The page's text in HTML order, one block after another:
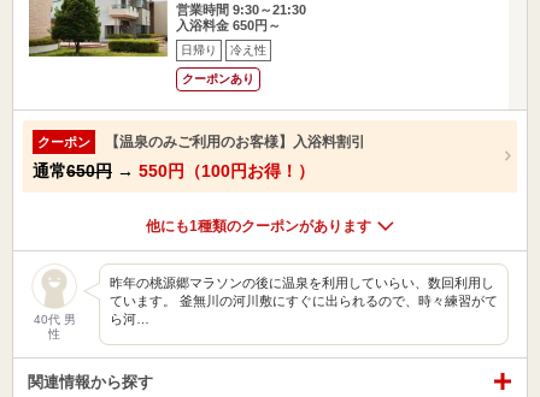
営業時間 9:30～21:30
入浴料金 650円～
日帰り 冷え性
クーポンあり
クーポン 【温泉のみご利用のお客様】入浴料割引
通常650円 → 550円（100円お得！）
他にも1種類のクーポンがあります
40代 男
性
昨年の桃源郷マラソンの後に温泉を利用していらい、数回利用し
ています。 釜無川の河川敷にすぐに出られるので、時々練習がて
ら河…
関連情報から探す